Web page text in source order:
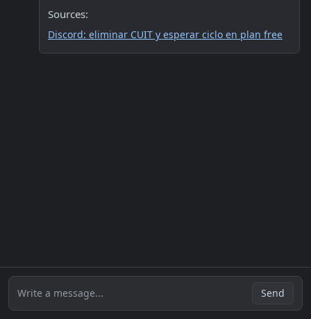
Sources:
Discord: eliminar CUIT y esperar ciclo en plan free
Write a message... Send